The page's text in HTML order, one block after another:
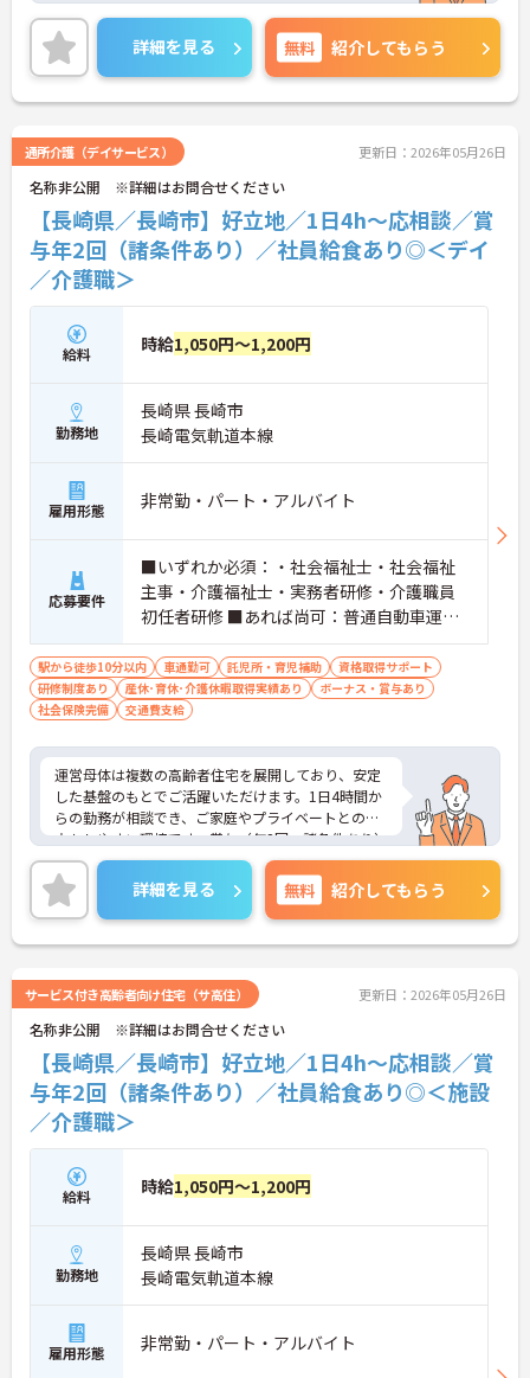
との両立もしやすい環境です。賞与（年2回、諸条件
あり）や昇給の実績もあり、あなたの頑張りがしっ
かりと評価されます。無料の社員給食（1日1食）
や、育休からの復職をサポートする育児給付金+
（プラス）制度（最大10万円）、資格取得支援制度
す。社内研修やキャリアパス制度も整っており、ス
キルアップを目指したい方にも最適です。ご興味の
ある方には、面接対策ポイントなど、さらに詳細を
お話ししますのでお気軽にご相談ください！
詳細を見る 無料 紹介してもらう
通所介護（デイサービス） 更新日：2026年05月26日
名称非公開 ※詳細はお問合せください
【長崎県／長崎市】好立地／1日4h～応相談／賞
与年2回（諸条件あり）／社員給食あり◎＜デイ
／介護職＞
給料 時給1,050円～1,200円
勤務地
長崎県 長崎市
長崎電気軌道本線
雇用形態 非常勤・パート・アルバイト
応募要件
■いずれか必須：・社会福祉士・社会福祉
主事・介護福祉士・実務者研修・介護職員
初任者研修 ■あれば尚可：普通自動車運転
免許（AT限定可）
駅から徒歩10分以内 車通勤可 託児所・育児補助
資格取得サポート
研修制度あり
産休･育休･介護休暇取得実績あり
ボーナス・賞与あり
社会保険完備
交通費支給
運営母体は複数の高齢者住宅を展開しており、安定
した基盤のもとでご活躍いただけます。1日4時間か
らの勤務が相談でき、ご家庭やプライベートとの両
立もしやすい環境です。賞与（年2回、諸条件あり）
や昇給の実績もあり、あなたの頑張りがしっかりと
評価されます。無料の社員給食（1日1食）や、育休
からの復職をサポートする育児給付金+（プラス）
制度（最大10万円）、資格取得支援制度（最大10万
円補助）など、福利厚生も充実しています。社内研
を目指したい方にも最適です。ご興味のある方に
は、面接対策ポイントなど、さらに詳細をお話しし
ますのでお気軽にご相談ください！
詳細を見る 無料 紹介してもらう
サービス付き高齢者向け住宅（サ高住） 更新日：2026年05月26日
名称非公開 ※詳細はお問合せください
【長崎県／長崎市】好立地／1日4h～応相談／賞
与年2回（諸条件あり）／社員給食あり◎＜施設
／介護職＞
給料 時給1,050円～1,200円
勤務地
長崎県 長崎市
長崎電気軌道本線
雇用形態 非常勤・パート・アルバイト